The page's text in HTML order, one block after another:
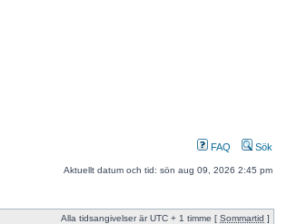
FAQ Sök
Aktuellt datum och tid: sön aug 09, 2026 2:45 pm
Alla tidsangivelser är UTC + 1 timme [ Sommartid ]